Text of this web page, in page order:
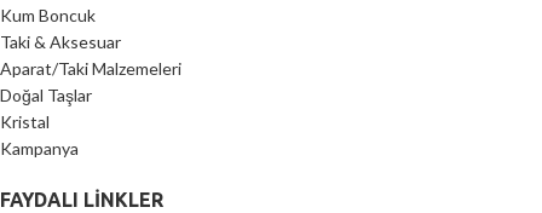
Kum Boncuk
Taki & Aksesuar
Aparat/Taki Malzemeleri
Doğal Taşlar
Kristal
Kampanya
FAYDALI LİNKLER